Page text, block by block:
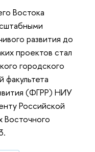
Востока
развития до
проектов стал
городского
факультета
(ФГРР) НИУ
Российской
Восточного